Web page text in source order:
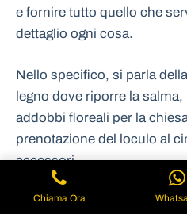
e fornire tutto quello che
dettaglio ogni cosa.
Nello specifico, si parla
legno dove riporre la
addobbi floreali per la
prenotazione del loculo al
accessori.
Basta fornire un budget e
Chiama Ora